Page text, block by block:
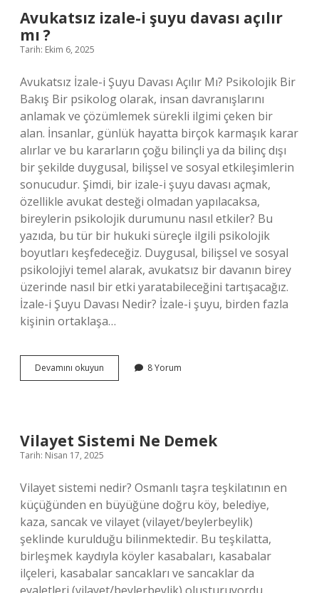
Avukatsız izale-i şuyu davası açılır
mı ?
Tarih: Ekim 6, 2025
Avukatsız İzale-i Şuyu Davası Açılır Mı? Psikolojik Bir
Bakış Bir psikolog olarak, insan davranışlarını
anlamak ve çözümlemek sürekli ilgimi çeken bir
alan. İnsanlar, günlük hayatta birçok karmaşık karar
alırlar ve bu kararların çoğu bilinçli ya da bilinç dışı
bir şekilde duygusal, bilişsel ve sosyal etkileşimlerin
sonucudur. Şimdi, bir izale-i şuyu davası açmak,
özellikle avukat desteği olmadan yapılacaksa,
bireylerin psikolojik durumunu nasıl etkiler? Bu
yazıda, bu tür bir hukuki süreçle ilgili psikolojik
boyutları keşfedeceğiz. Duygusal, bilişsel ve sosyal
psikolojiyi temel alarak, avukatsız bir davanın birey
üzerinde nasıl bir etki yaratabileceğini tartışacağız.
İzale-i Şuyu Davası Nedir? İzale-i şuyu, birden fazla
kişinin ortaklaşa…
Devamını okuyun Avukatsız
izale-
mı
8 Yorum
Vilayet Sistemi Ne Demek
Tarih: Nisan 17, 2025
Vilayet sistemi nedir? Osmanlı taşra teşkilatının en
küçüğünden en büyüğüne doğru köy, belediye,
kaza, sancak ve vilayet (vilayet/beylerbeylik)
şeklinde kurulduğu bilinmektedir. Bu teşkilatta,
birleşmek kaydıyla köyler kasabaları, kasabalar
ilçeleri, kasabalar sancakları ve sancaklar da